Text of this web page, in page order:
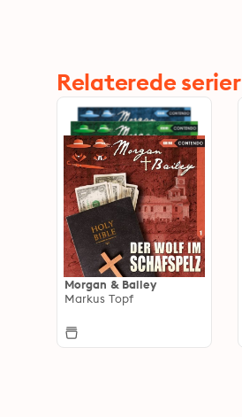
Relaterede serier
Morgan & Bailey
Markus Topf